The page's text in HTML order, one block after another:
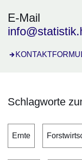
E-Mail
Öffnet sich in einem
Schlagworte
Ernte